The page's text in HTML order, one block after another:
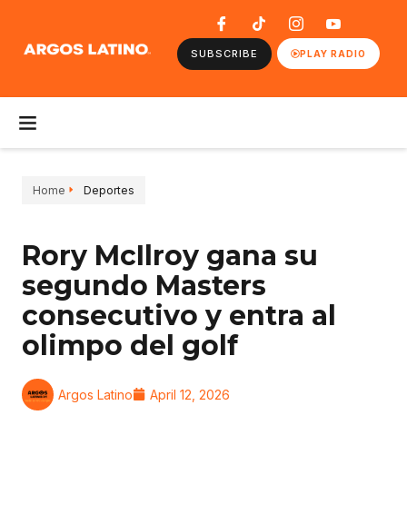
SUBSCRIBE PLAY RADIO
Home Deportes
Rory McIlroy gana su
segundo Masters
consecutivo y entra al
olimpo del golf
Argos Latino April 12, 2026